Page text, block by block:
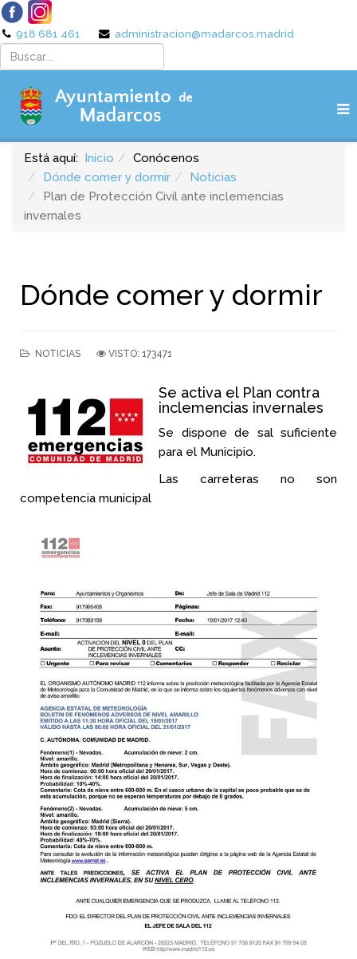
918 681 461 administracion@madarcos.madrid
Está aquí: Inicio
Conócenos
Dónde comer y dormir
Noticias
Plan de Protección Civil ante inclemencias
invernales
Dónde comer y dormir
NOTICIAS VISTO: 173471
Se activa el Plan contra
inclemencias invernales
Se dispone de sal suficiente
para el Municipio.
Las carreteras no son
competencia municipal